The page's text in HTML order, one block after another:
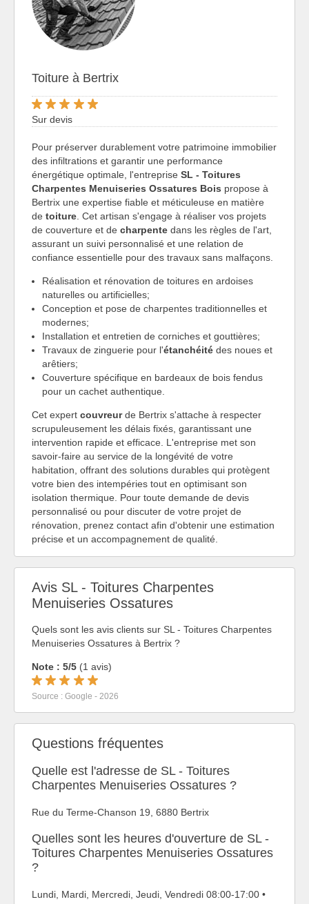
Toiture à Bertrix
Sur devis
Pour préserver durablement votre patrimoine immobilier
des infiltrations et garantir une performance
énergétique optimale, l'entreprise SL - Toitures
Charpentes Menuiseries Ossatures Bois propose à
Bertrix une expertise fiable et méticuleuse en matière
de toiture . Cet artisan s'engage à réaliser vos projets
de couverture et de charpente dans les règles de l'art,
assurant un suivi personnalisé et une relation de
confiance essentielle pour des travaux sans malfaçons.
Réalisation et rénovation de toitures en ardoises
naturelles ou artificielles;
Conception et pose de charpentes traditionnelles et
modernes;
Installation et entretien de corniches et gouttières;
Travaux de zinguerie pour l'étanchéité des noues et
arêtiers;
Couverture spécifique en bardeaux de bois fendus
pour un cachet authentique.
Cet expert couvreurde Bertrix s'attache à respecter
scrupuleusement les délais fixés, garantissant une
intervention rapide et efficace. L'entreprise met son
savoir-faire au service de la longévité de votre
habitation, offrant des solutions durables qui protègent
votre bien des intempéries tout en optimisant son
isolation thermique. Pour toute demande de devis
personnalisé ou pour discuter de votre projet de
rénovation, prenez contact afin d'obtenir une estimation
précise et un accompagnement de qualité.
Avis SL - Toitures Charpentes
Menuiseries Ossatures
Quels sont les avis clients sur SL - Toitures Charpentes
Menuiseries Ossatures à Bertrix ?
Note : 5/5 (1 avis)
Source : Google - 2026
Questions fréquentes
Quelle est l'adresse de SL - Toitures
Charpentes Menuiseries Ossatures ?
Rue du Terme-Chanson 19, 6880 Bertrix
Quelles sont les heures d'ouverture de SL -
Toitures Charpentes Menuiseries Ossatures
?
Lundi, Mardi, Mercredi, Jeudi, Vendredi 08:00-17:00 •